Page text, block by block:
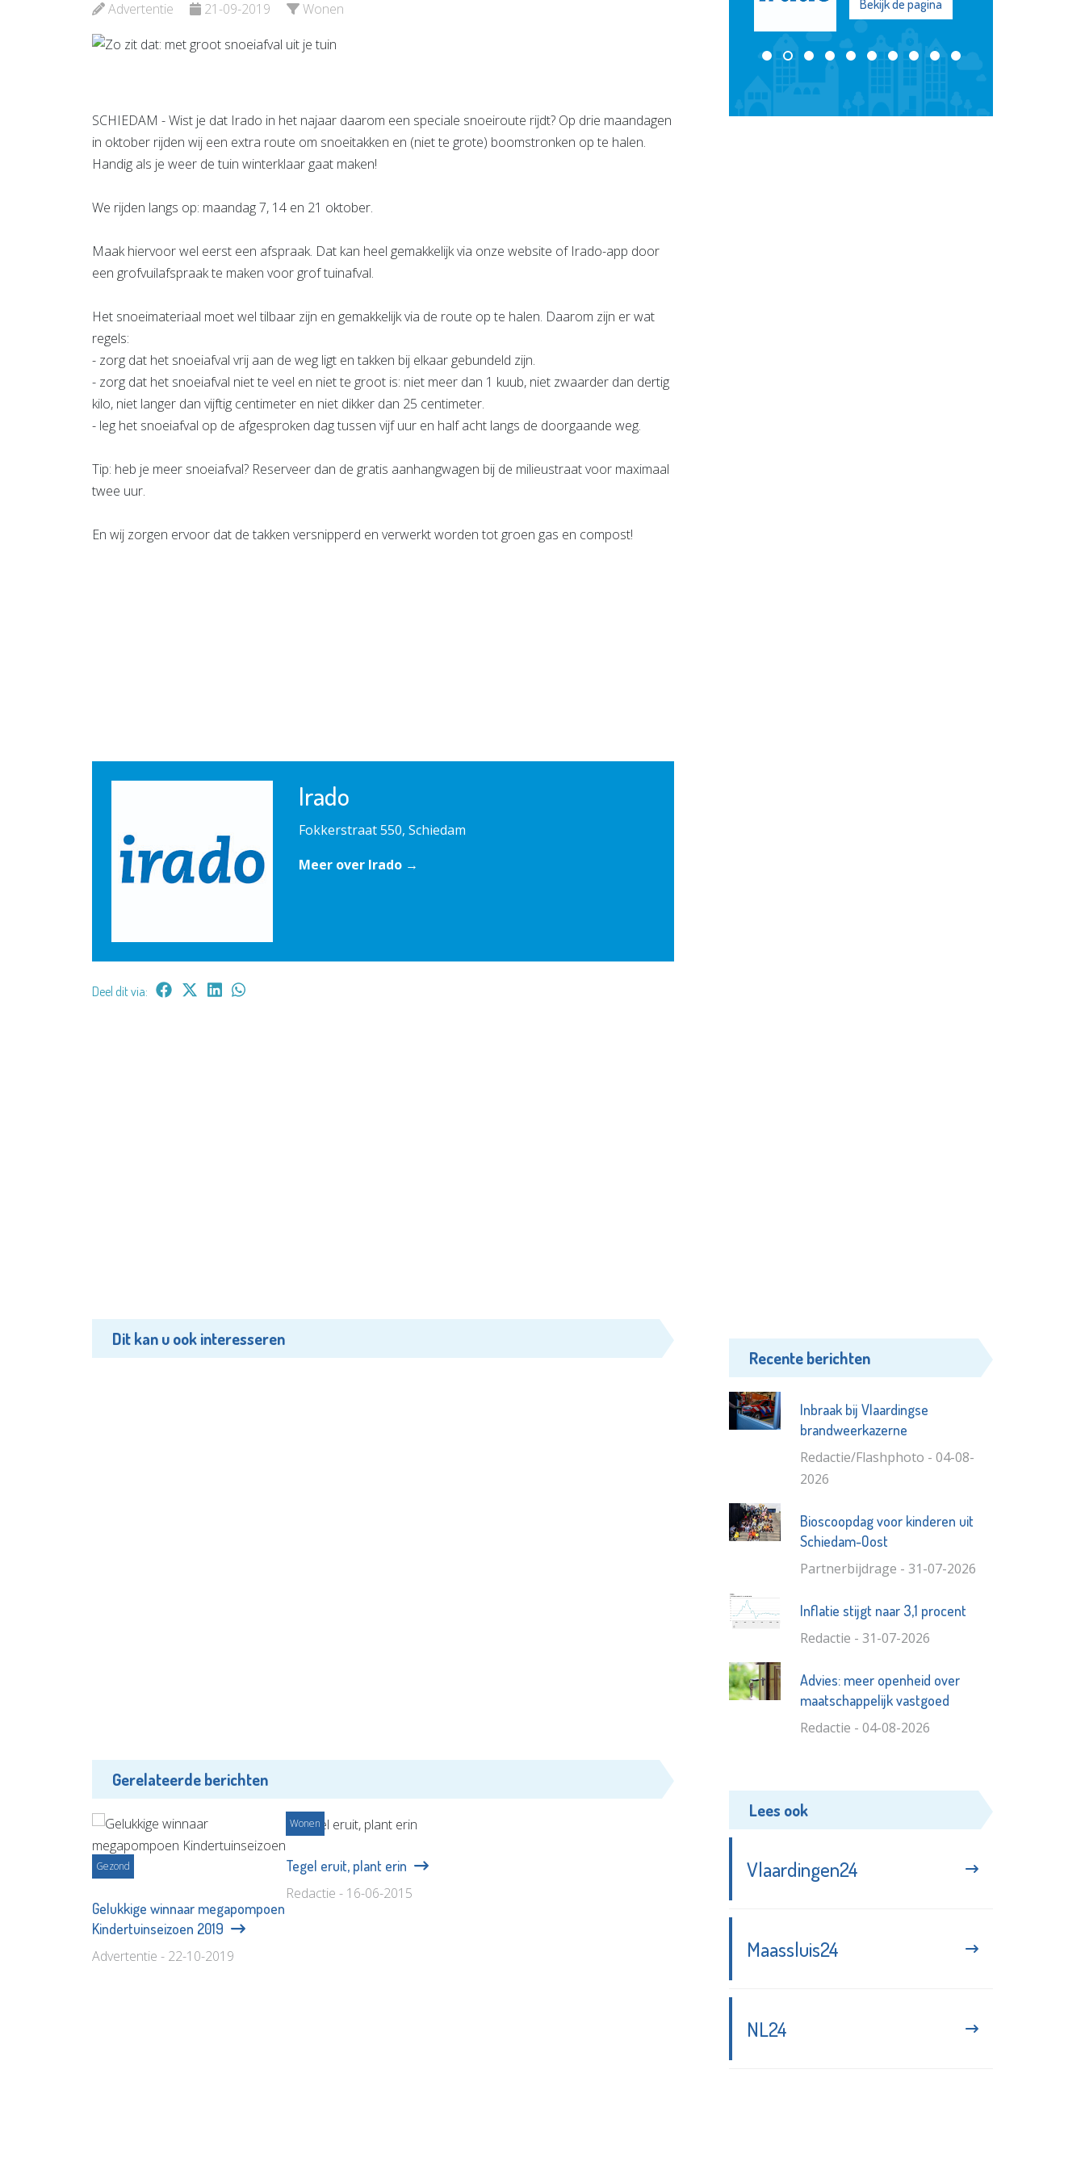
Advertentie 21-09-2019 Wonen
SCHIEDAM - Wist je dat Irado in het najaar daarom een speciale snoeiroute rijdt? Op drie maandagen
in oktober rijden wij een extra route om snoeitakken en (niet te grote) boomstronken op te halen.
Handig als je weer de tuin winterklaar gaat maken!
We rijden langs op: maandag 7, 14 en 21 oktober.
Maak hiervoor wel eerst een afspraak. Dat kan heel gemakkelijk via onze website of Irado-app door
een grofvuilafspraak te maken voor grof tuinafval.
Het snoeimateriaal moet wel tilbaar zijn en gemakkelijk via de route op te halen. Daarom zijn er wat
regels:
- zorg dat het snoeiafval vrij aan de weg ligt en takken bij elkaar gebundeld zijn.
- zorg dat het snoeiafval niet te veel en niet te groot is: niet meer dan 1 kuub, niet zwaarder dan dertig
kilo, niet langer dan vijftig centimeter en niet dikker dan 25 centimeter.
- leg het snoeiafval op de afgesproken dag tussen vijf uur en half acht langs de doorgaande weg.
Tip: heb je meer snoeiafval? Reserveer dan de gratis aanhangwagen bij de milieustraat voor maximaal
twee uur.
En wij zorgen ervoor dat de takken versnipperd en verwerkt worden tot groen gas en compost!
Irado
Fokkerstraat 550, Schiedam
Meer over Irado →
Deel dit via:
Dit kan u ook interesseren
Gerelateerde berichten
Gezond
Gelukkige winnaar megapompoen
Kindertuinseizoen 2019
Advertentie - 22-10-2019
Wonen
Tegel eruit, plant erin
Redactie - 16-06-2015
Bekijk de pagina Bekijk de pagina
Bekijk de pagina
Recente berichten
Inbraak bij Vlaardingse
brandweerkazerne
Redactie/Flashphoto - 04-08-
2026
Bioscoopdag voor kinderen uit
Schiedam-Oost
Partnerbijdrage - 31-07-2026
Inflatie stijgt naar 3,1 procent
Redactie - 31-07-2026
Advies: meer openheid over
maatschappelijk vastgoed
Redactie - 04-08-2026
Lees ook
Vlaardingen24
Maassluis24
NL24